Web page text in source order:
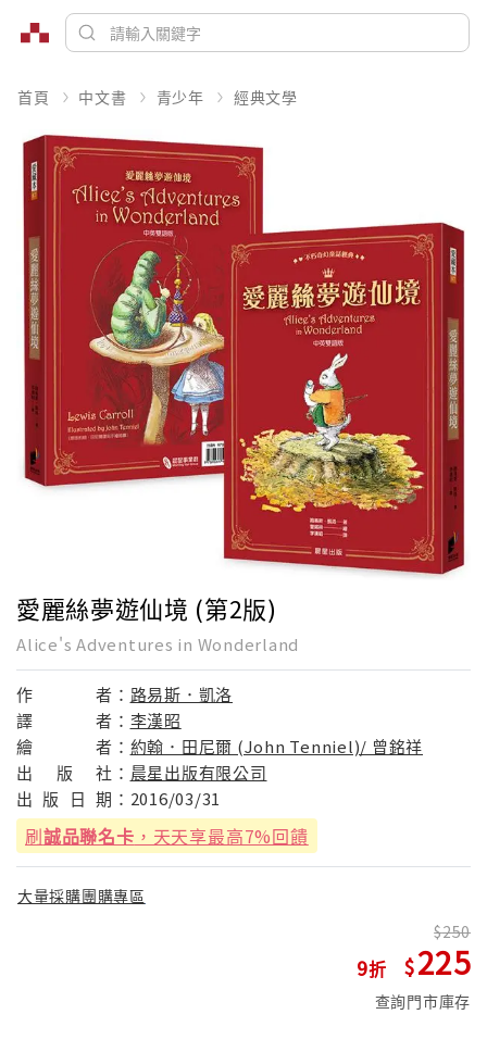
首頁 中文書 青少年 經典文學
愛麗絲夢遊仙境 (第2版)
Alice's Adventures in Wonderland
作 者： 路易斯．凱洛
譯
者： 李漢昭
繪
者： 約翰．田尼爾 (John Tenniel)/ 曾銘祥
出
版 社： 晨星出版有限公司
出 版 日 期： 2016/03/31
刷誠品聯名卡 ，天天享最高7%回饋
大量採購團購專區
9
250
225
查詢門市庫存